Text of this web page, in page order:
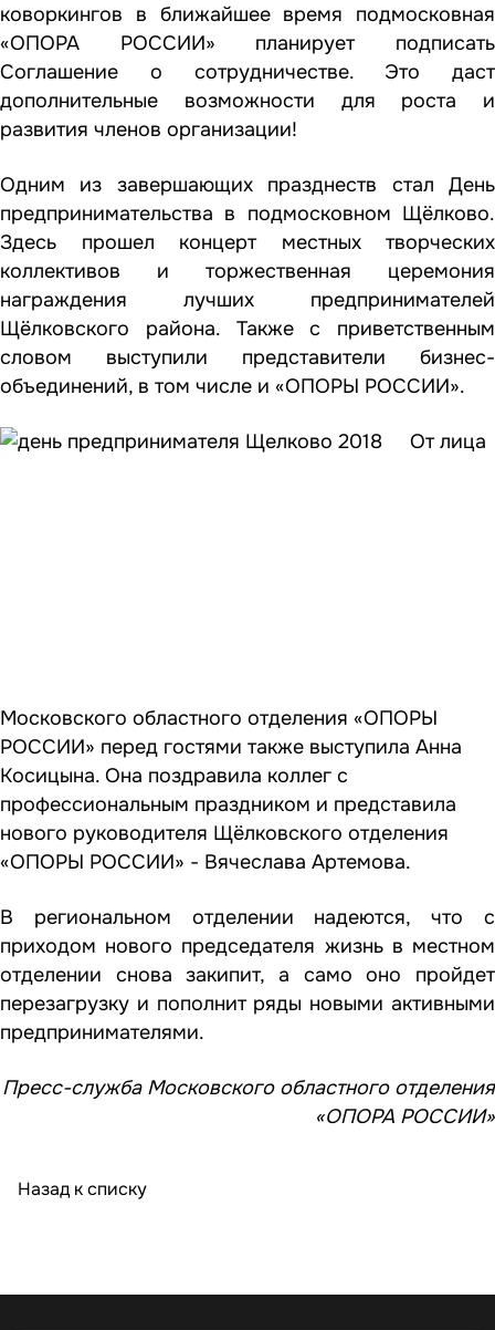
коворкингов в ближайшее время подмосковная
«ОПОРА РОССИИ» планирует подписать
Соглашение о сотрудничестве. Это даст
дополнительные возможности для роста и
развития членов организации!
Одним из завершающих празднеств стал День
предпринимательства в подмосковном Щёлково.
Здесь прошел концерт местных творческих
коллективов и торжественная церемония
награждения лучших предпринимателей
Щёлковского района. Также с приветственным
словом выступили представители бизнес-
объединений, в том числе и «ОПОРЫ РОССИИ».
От лица
Московского областного отделения «ОПОРЫ
РОССИИ» перед гостями также выступила Анна
Косицына. Она поздравила коллег с
профессиональным праздником и представила
нового руководителя Щёлковского отделения
«ОПОРЫ РОССИИ» - Вячеслава Артемова.
В региональном отделении надеются, что с
приходом нового председателя жизнь в местном
отделении снова закипит, а само оно пройдет
перезагрузку и пополнит ряды новыми активными
предпринимателями.
Пресс-служба Московского областного отделения
«ОПОРА РОССИИ»
Назад к списку